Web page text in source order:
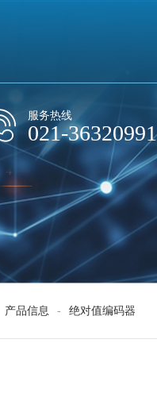
服务热线
021-36320991
产品信息 - 绝对值编码器